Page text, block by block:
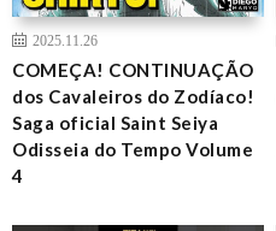
2025.11.26
COMEÇA! CONTINUAÇÃO
dos Cavaleiros do Zodíaco!
Saga oficial Saint Seiya
Odisseia do Tempo Volume
4